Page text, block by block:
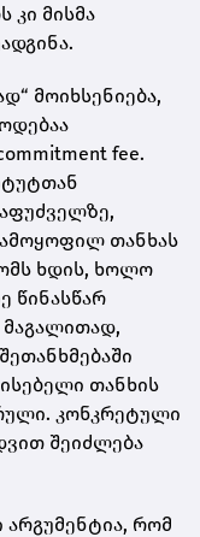
კი მისმა
მოიხსენიება,
fee.
თანხას
ხდის, ხოლო
წინასწარ
მაგალითად,
თანხის
კონკრეტული
შეიძლება
არგუმენტია, რომ